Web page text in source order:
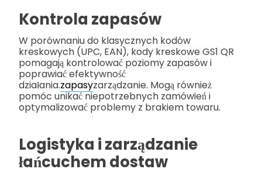
Kontrola zapasów
W porównaniu do klasycznych kodów
kreskowych (UPC, EAN), kody kreskowe GS1 QR
pomagają kontrolować poziomy zapasów i
poprawiać efektywność
działania.zapasyzarządzanie. Mogą również
pomóc unikać niepotrzebnych zamówień i
optymalizować problemy z brakiem towaru.
Logistyka i zarządzanie
łańcuchem dostaw